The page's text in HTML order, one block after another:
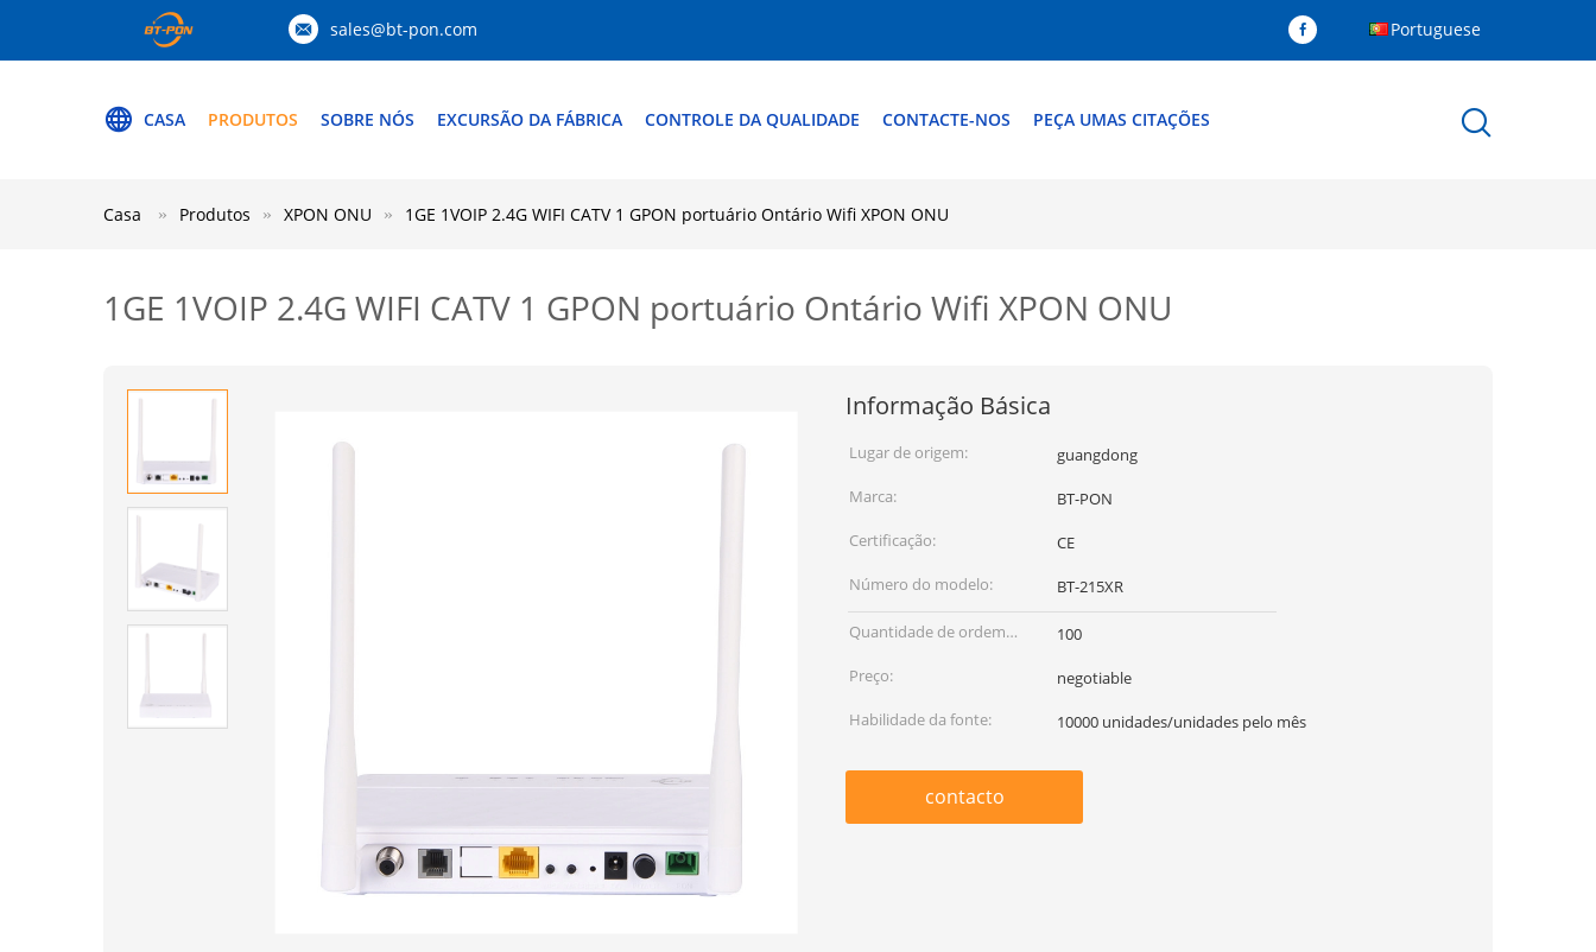
sales@bt-pon.com Portuguese
CASA PRODUTOS SOBRE NÓS EXCURSÃO DA FÁBRICA CONTROLE DA QUALIDADE CONTACTE-NOS PEÇA UMAS CITAÇÕES
Casa Produtos XPON ONU 1GE 1VOIP 2.4G WIFI CATV 1 GPON portuário Ontário Wifi XPON ONU
1GE 1VOIP 2.4G WIFI CATV 1 GPON portuário Ontário Wifi XPON ONU
Informação Básica
Lugar de origem:
guangdong
Marca:
BT-PON
Certificação:
CE
Número do modelo:
BT-215XR
Quantidade de ordem
mínima:
100
Preço:
negotiable
Habilidade da fonte:
10000 unidades/unidades pelo mês
contacto